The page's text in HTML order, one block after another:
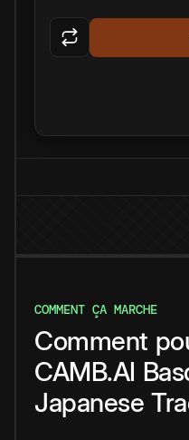
COMMENT ÇA MARCHE
Comment
CAMB.AI
Japanese